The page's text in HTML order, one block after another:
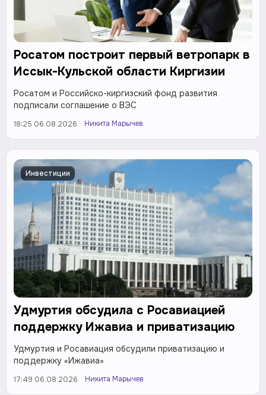
Росатом построит первый ветропарк в
Иссык-Кульской области Киргизии
Росатом и Российско-киргизский фонд развития
подписали соглашение о ВЭС
18:25 06.08.2026 Никита Марычев
Инвестиции
Удмуртия обсудила с Росавиацией
поддержку Ижавиа и приватизацию
Удмуртия и Росавиация обсудили приватизацию и
поддержку «Ижавиа»
17:49 06.08.2026 Никита Марычев